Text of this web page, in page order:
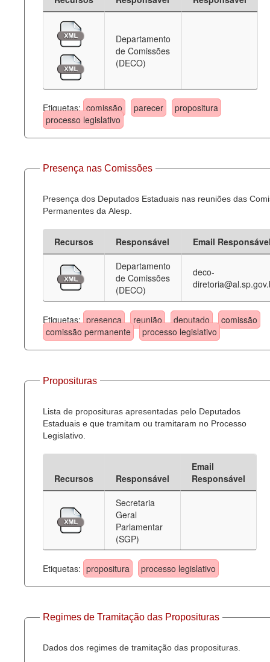
Departamento
de Comissões
(DECO)
Etiquetas: comissão parecer
propositura
processo legislativo
Presença nas Comissões
Presença dos Deputados Estaduais nas reuniões das
Permanentes da Alesp.
Recursos Responsável
Email
Departamento
de Comissões
(DECO)
deco-
Etiquetas: presença reunião deputado
comissão
comissão permanente
processo legislativo
Proposituras
Lista de proposituras apresentadas pelo Deputados
Estaduais e que tramitam ou tramitaram no Processo
Legislativo.
Recursos Responsável
Email
Responsável
Secretaria
Geral
Parlamentar
(SGP)
Etiquetas: propositura processo legislativo
Regimes de Tramitação das Proposituras
Dados dos regimes de tramitação das proposituras.